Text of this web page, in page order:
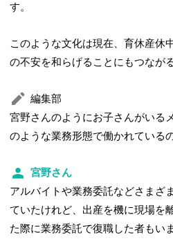
す。
このような文化は現在、育休産休
の不安を和らげることにもつなが
編集部
宮野さんのようにお子さんがいる
のような業務形態で働かれている
宮野さん
アルバイトや業務委託などさまざ
ていたけれど、出産を機に現場を
た際に業務委託で復職した者もいま